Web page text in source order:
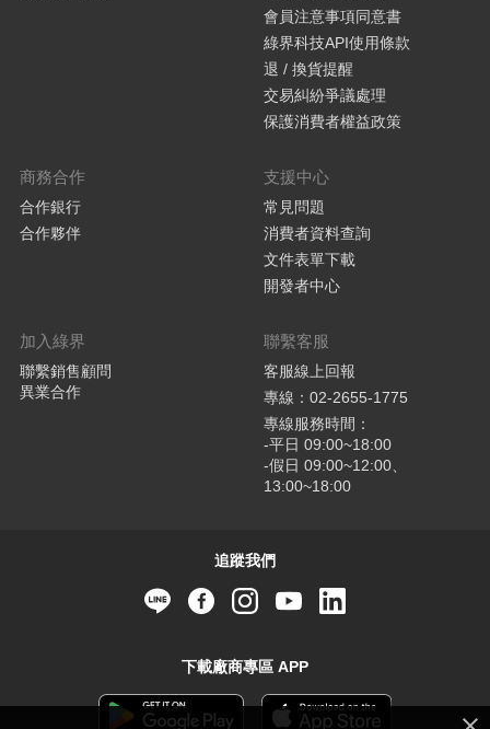
會員注意事項同意書
綠界科技API使用條款
退 / 換貨提醒
交易糾紛爭議處理
保護消費者權益政策
商務合作
合作銀行
合作夥伴
支援中心
常見問題
消費者資料查詢
文件表單下載
開發者中心
加入綠界
聯繫銷售顧問
異業合作
聯繫客服
客服線上回報
專線：02-2655-1775
專線服務時間：
-平日 09:00~18:00
-假日 09:00~12:00、
13:00~18:00
追蹤我們
下載廠商專區 APP